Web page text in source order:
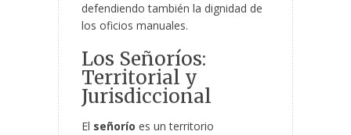
defendiendo también la dignidad de
los oficios manuales.
Los Señoríos:
Territorial y
Jurisdiccional
El señorío es un territorio